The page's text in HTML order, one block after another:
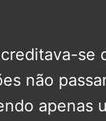
se
não
apenas